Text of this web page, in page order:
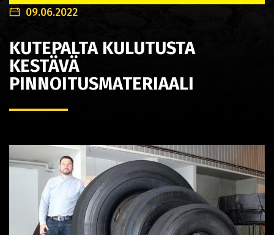
09.06.2022
KUTEPALTA KULUTUSTA
KESTÄVÄ
PINNOITUSMATERIAALI